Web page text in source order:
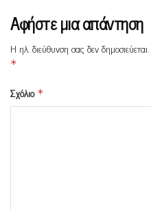
Αφήστε μια απάντηση
Η ηλ. διεύθυνση σας δεν δημοσιεύεται.
*
Σχόλιο *